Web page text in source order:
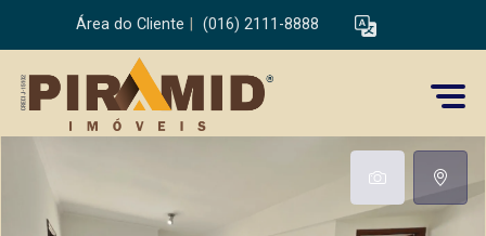
Área do Cliente (016) 2111-8888